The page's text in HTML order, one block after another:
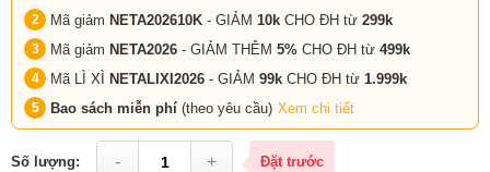
Mã giảm NETA202610K - GIẢM 10k CHO ĐH từ 299k
Mã giảm NETA2026 - GIẢM THÊM 5% CHO ĐH từ 499k
Mã LÌ XÌ NETALIXI2026 - GIẢM 99k CHO ĐH từ 1.999k
Bao sách miễn phí (theo yêu cầu) Xem chi tiết
Số lượng: - + Đặt trước